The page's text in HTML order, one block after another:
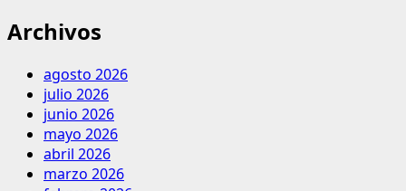
Archivos
agosto 2026
julio 2026
junio 2026
mayo 2026
abril 2026
marzo 2026